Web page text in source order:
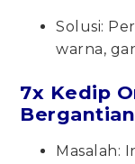
Solusi:
warna,
7x Kedip
Bergantian
Masalah: